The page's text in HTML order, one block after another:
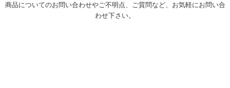
商品についてのお問い合わせやご不明点、ご質問など、お気軽にお問い合
わせ下さい。